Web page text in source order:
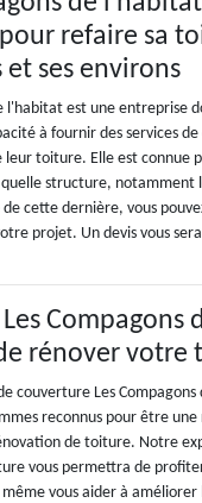
refaire sa
et ses environs
l'habitat est une entreprise
à fournir des services
toiture. Elle est connue
structure,
cette dernière, vous
projet. Un devis vous
Compagons
rénover votre
couverture Les
reconnus pour être
de toiture. Notre
vous permettra de
même vous aider à